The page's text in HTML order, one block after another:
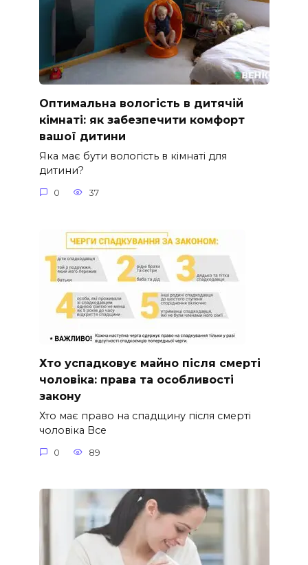
Оптимальна вологість в дитячій
кімнаті: як забезпечити комфорт
вашої дитини
Яка має бути вологість в кімнаті для
дитини?
0 37
Хто успадковує майно після смерті
чоловіка: права та особливості
закону
Хто має право на спадщину після смерті
чоловіка Все
0 89